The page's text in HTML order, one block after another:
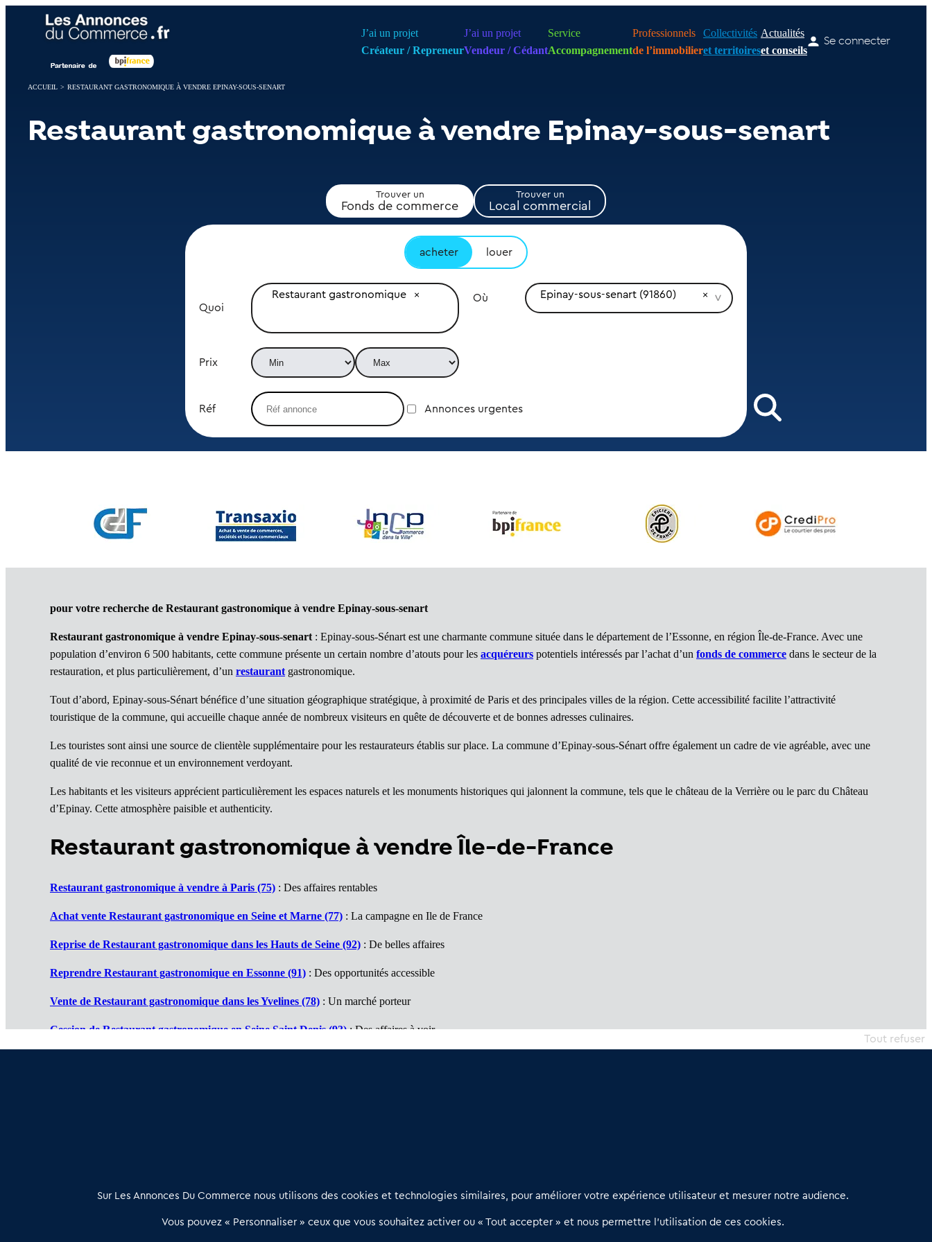
J’ai un projet
Créateur / Repreneur
J’ai un projet
Vendeur / Cédant
Service
Accompagnement
Professionnels
de l’immobilier
Collectivités
et territoires
Actualités
et conseils
Se connecter
ACCUEIL > RESTAURANT GASTRONOMIQUE À VENDRE EPINAY-SOUS-SENART
Restaurant gastronomique à vendre Epinay-sous-senart
Trouver un
Fonds de commerce
Trouver un
Local commercial
acheter louer
Quoi
Restaurant gastronomique Où Epinay-sous-senart (91860)
Prix
Réf Annonces urgentes
pour votre recherche de Restaurant gastronomique à vendre Epinay-sous-senart
Restaurant gastronomique à vendre Epinay-sous-senart : Epinay-sous-Sénart est une charmante commune située dans le département de l’Essonne, en région Île-de-France. Avec une
population d’environ 6 500 habitants, cette commune présente un certain nombre d’atouts pour les acquéreurs potentiels intéressés par l’achat d’un fonds de commerce dans le secteur de la
restauration, et plus particulièrement, d’un restaurant gastronomique.
Tout d’abord, Epinay-sous-Sénart bénéfice d’une situation géographique stratégique, à proximité de Paris et des principales villes de la région. Cette accessibilité facilite l’attractivité
touristique de la commune, qui accueille chaque année de nombreux visiteurs en quête de découverte et de bonnes adresses culinaires.
Les touristes sont ainsi une source de clientèle supplémentaire pour les restaurateurs établis sur place. La commune d’Epinay-sous-Sénart offre également un cadre de vie agréable, avec une
qualité de vie reconnue et un environnement verdoyant.
Les habitants et les visiteurs apprécient particulièrement les espaces naturels et les monuments historiques qui jalonnent la commune, tels que le château de la Verrière ou le parc du Château
d’Epinay. Cette atmosphère paisible et authenticity.
Restaurant gastronomique à vendre Île-de-France
Restaurant gastronomique à vendre à Paris (75) : Des affaires rentables
Achat vente Restaurant gastronomique en Seine et Marne (77) : La campagne en Ile de France
Reprise de Restaurant gastronomique dans les Hauts de Seine (92) : De belles affaires
Reprendre Restaurant gastronomique en Essonne (91) : Des opportunités accessible
Vente de Restaurant gastronomique dans les Yvelines (78) : Un marché porteur
Cession de Restaurant gastronomique en Seine Saint Denis (93): Des affaires à voir
relation qualifiée conçu pour les acteurs de l’immobilier commercial
02 54 56 03 17
Contactez-nous
Panneau de gestion des cookies
Sur Les Annonces Du Commerce nous utilisons des cookies et technologies similaires, pour améliorer votre expérience utilisateur et mesurer notre audience.
Vous pouvez « Personnaliser » ceux que vous souhaitez activer ou « Tout accepter » et nous permettre l’utilisation de ces cookies.
Tout refuser